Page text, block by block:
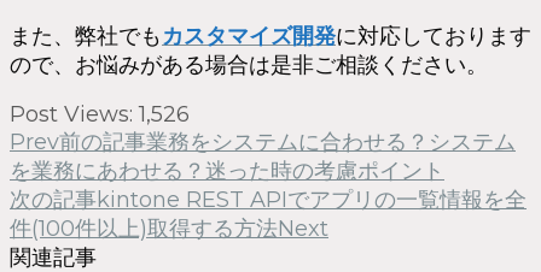
また、弊社でも カスタマイズ開発に対応しております
ので、お悩みがある場合は是非ご相談ください。
Post Views: 1,526
Prev前の記事業務をシステムに合わせる？システム
を業務にあわせる？迷った時の考慮ポイント
次の記事kintone REST APIでアプリの一覧情報を全
件(100件以上)取得する方法Next
関連記事